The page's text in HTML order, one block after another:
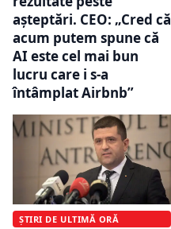
așteptări. CEO: „Cred că
acum putem spune că
AI este cel mai bun
lucru care i s-a
întâmplat Airbnb”
ȘTIRI DE ULTIMĂ ORĂ